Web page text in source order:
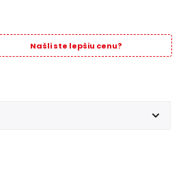
Našli ste lepšiu cenu?